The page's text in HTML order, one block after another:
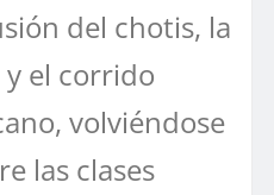
del chotis, la
el corrido
volviéndose
las clases